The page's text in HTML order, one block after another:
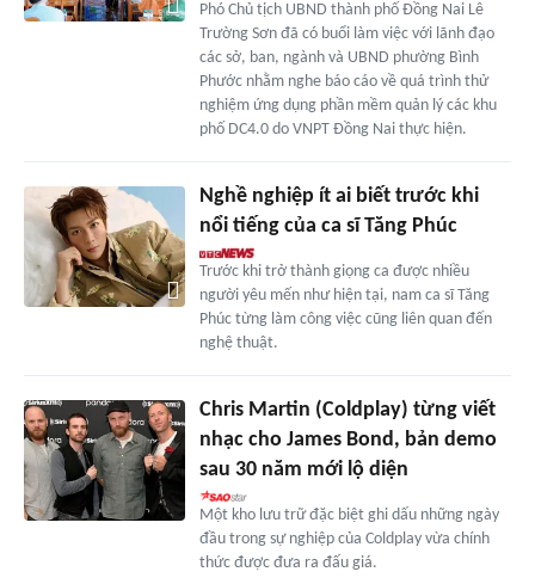
Phó Chủ tịch UBND thành phố Đồng Nai Lê
Trường Sơn đã có buổi làm việc với lãnh đạo
các sở, ban, ngành và UBND phường Bình
Phước nhằm nghe báo cáo về quá trình thử
nghiệm ứng dụng phần mềm quản lý các khu
phố DC4.0 do VNPT Đồng Nai thực hiện.
Nghề nghiệp ít ai biết trước khi
nổi tiếng của ca sĩ Tăng Phúc
Trước khi trở thành giọng ca được nhiều
người yêu mến như hiện tại, nam ca sĩ Tăng
Phúc từng làm công việc cũng liên quan đến
nghệ thuật.
Chris Martin (Coldplay) từng viết
nhạc cho James Bond, bản demo
sau 30 năm mới lộ diện
Một kho lưu trữ đặc biệt ghi dấu những ngày
đầu trong sự nghiệp của Coldplay vừa chính
thức được đưa ra đấu giá.